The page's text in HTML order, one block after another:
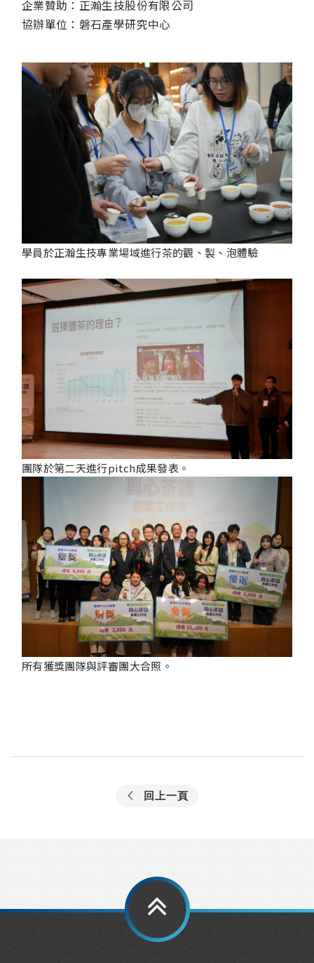
企業贊助：正瀚生技股份有限公司
協辦單位：磐石產學研究中心
學員於正瀚生技專業場域進行茶的觀、製、泡體驗
團隊於第二天進行pitch成果發表。
所有獲獎團隊與評審團大合照。
回上一頁